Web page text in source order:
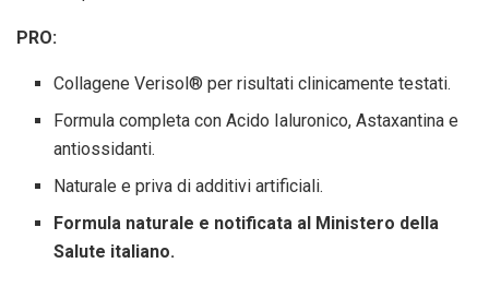
PRO:
Collagene Verisol® per risultati clinicamente testati.
Formula completa con Acido Ialuronico, Astaxantina e
antiossidanti.
Naturale e priva di additivi artificiali.
Formula naturale e notificata al Ministero della
Salute italiano.